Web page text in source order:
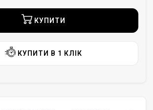
КУПИТИ
КУПИТИ В 1 КЛІК